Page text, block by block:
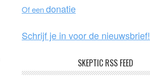
k
Of eendonatie
Schrijf je in voor de nieuwsbrief!
SKEPTIC RSS FEED